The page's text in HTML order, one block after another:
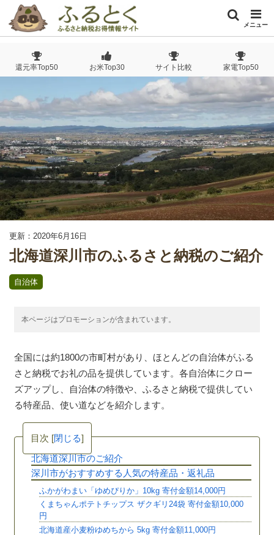
メニュー
還元率Top50 お米Top30 サイト比較 家電Top50
更新：2020年6月16日
北海道深川市のふるさと納税のご紹介
自治体
本ページはプロモーションが含まれています。
全国には約1800の市町村があり、ほとんどの自治体がふる
さと納税でお礼の品を提供しています。各自治体にクロー
ズアップし、自治体の特徴や、ふるさと納税で提供してい
る特産品、使い道などを紹介します。
目次 [閉じる]
北海道深川市のご紹介
深川市がおすすめする人気の特産品・返礼品
ふかがわまい「ゆめぴりか」10kg 寄付金額14,000円
くまちゃんポテトチップス ザクギリ24袋 寄付金額10,000
円
北海道産小麦粉ゆめちから 5kg 寄付金額11,000円